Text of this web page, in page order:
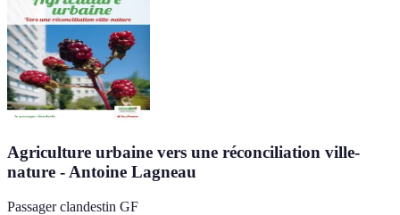
Agriculture urbaine vers une réconciliation ville-
nature - Antoine Lagneau
Passager clandestin GF